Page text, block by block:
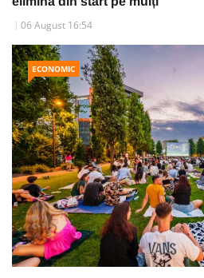
06 August 16:54
ECONOMIC